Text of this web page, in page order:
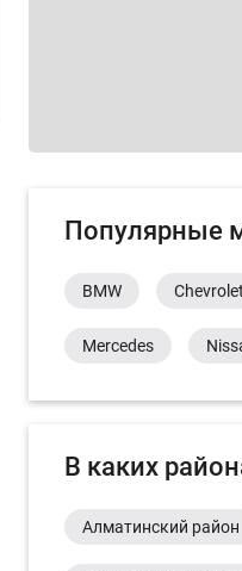
Популярные
BMW Chevrolet
Mercedes
В каких
Алматинский район